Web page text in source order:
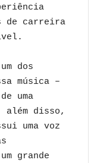
de carreira
dos
música –
uma
disso,
uma voz
grande